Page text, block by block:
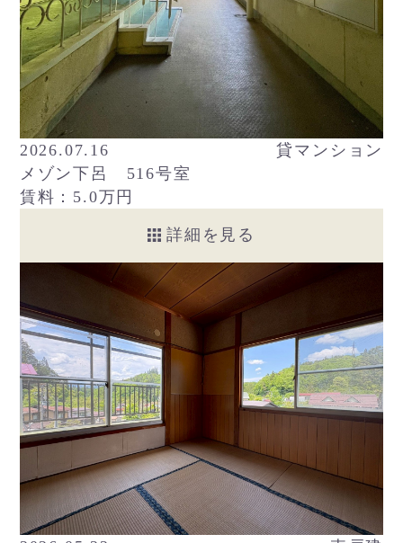
2026.07.16
貸マンション
メゾン下呂 516号室
賃料：5.0万円
詳細を見る